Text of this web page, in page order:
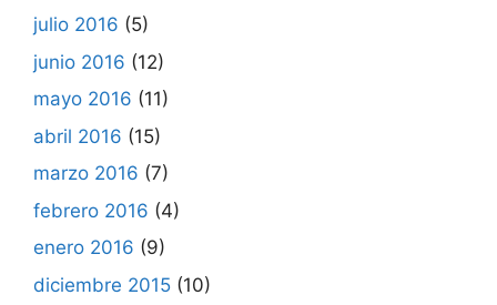
julio 2016 (5)
junio 2016 (12)
mayo 2016 (11)
abril 2016 (15)
marzo 2016 (7)
febrero 2016 (4)
enero 2016 (9)
diciembre 2015 (10)